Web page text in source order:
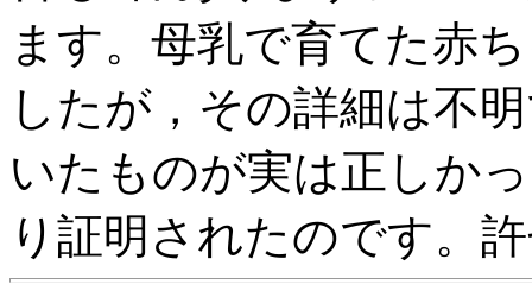
ます。母乳で育てた赤
したが，その詳細は不
いたものが実は正しか
り証明されたのです。